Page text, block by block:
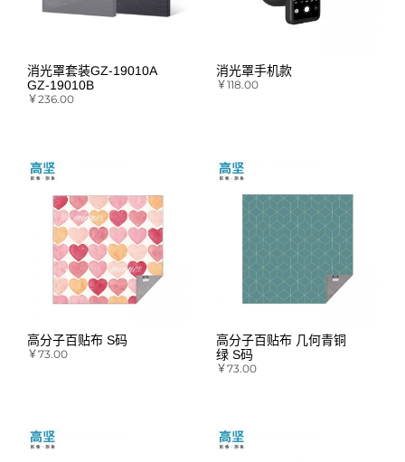
消光罩套装GZ-19010A
GZ-19010B
￥236.00
消光罩手机款
￥118.00
高分子百贴布 S码
￥73.00
高分子百贴布 几何青铜
绿 S码
￥73.00